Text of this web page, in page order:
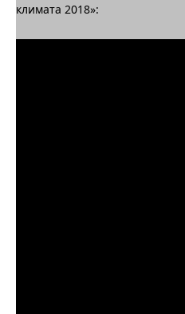
климата 2018»: